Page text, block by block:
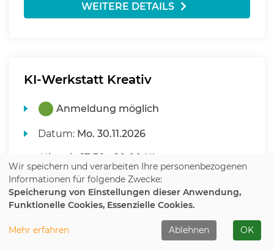
WEITERE DETAILS
KI-Werkstatt Kreativ
Anmeldung möglich
Datum: Mo. 30.11.2026
Uhrzeit:17:30 - 20:00 Uhr
Ort:online
35,00 €
Wir speichern und verarbeiten Ihre personenbezogenen
Informationen für folgende Zwecke:
Speicherung von Einstellungen dieser Anwendung,
Funktionelle Cookies, Essenzielle Cookies.
Mehr erfahren Ablehnen OK